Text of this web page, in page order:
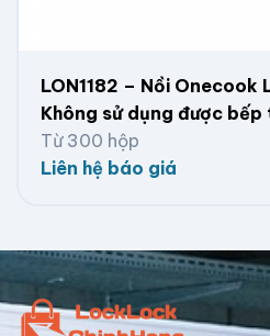
LON1182 – Nồi Onecook
Không sử dụng được bếp
Từ 300 hộp
Liên hệ báo giá